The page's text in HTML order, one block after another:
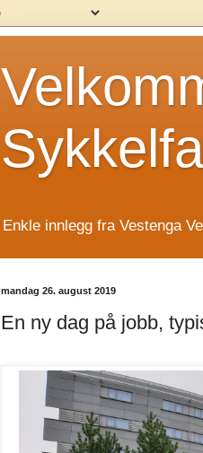
Enkle innlegg fra Vestenga
mandag 26. august 2019
En ny dag på jobb,